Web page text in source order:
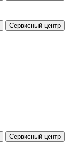
Сервисный центр
Сервисный центр